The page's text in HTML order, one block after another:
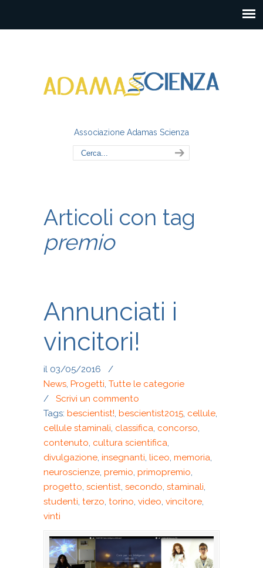
Associazione Adamas Scienza
Articoli con tag
premio
Annunciati i
vincitori!
il 03/05/2016
/
News, Progetti, Tutte le categorie
/ Scrivi un commento
Tags: bescientist!, bescientist2015, cellule,
cellule staminali, classifica, concorso,
contenuto, cultura scientifica,
divulgazione, insegnanti, liceo, memoria,
neuroscienze, premio, primopremio,
progetto, scientist, secondo, staminali,
studenti, terzo, torino, video, vincitore,
vinti